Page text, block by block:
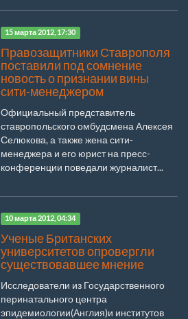
15 марта 2012, 17:30
Правозащитники Ставрополя
поставили под сомнение
новость о признании вины
сити-менеджером
Официальный представитель
ставропольского омбудсмена Алексея
Селюкова, а также жена сити-
менеджера и его юрист на пресс-
конференции поведали журналист...
10 марта 2012, 04:34
Ученые Британских
университетов опровергли
существовавшее мнение
Исследователи из Государственного
перинатального центра
эпидемиологии(Англия)и институтов